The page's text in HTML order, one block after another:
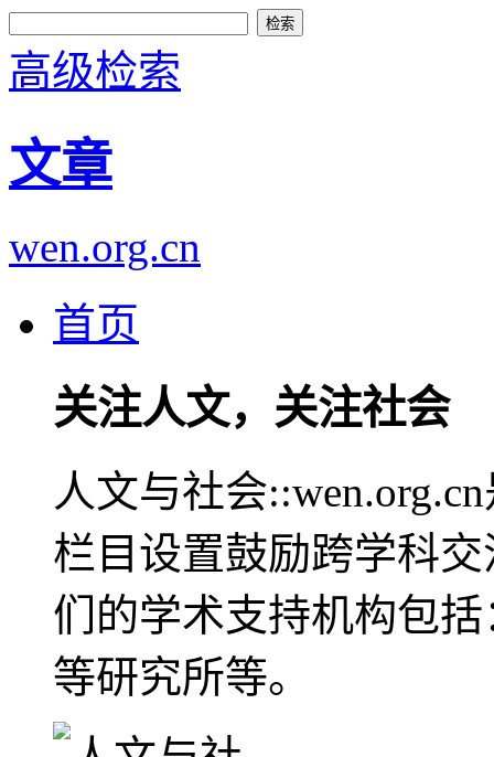
高级检索
文章
wen.org.cn
首页
关注人文，关注社会
人文与社会
栏目设置鼓励跨学科
们的学术支持机构包
等研究所等。